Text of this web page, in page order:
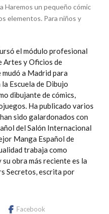
Haremos un pequeño cómic
elementos. Para niños y
el módulo profesional
Artes y Oficios de
a Madrid para
Escuela de Dibujo
dibujante de cómics,
Ha publicado varios
sido galardonados con
del Salón Internacional
Manga Español de
trabaja como
obra más reciente es la
Secretos, escrita por
Facebook